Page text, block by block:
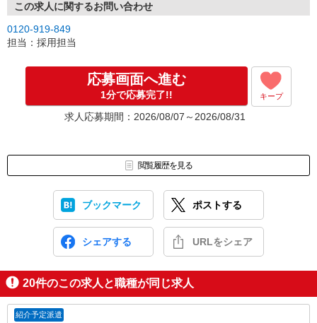
お気軽にご応募ください♪
この求人に関するお問い合わせ
0120-919-849
担当：採用担当
応募画面へ進む
1分で応募完了!! キープ
求人応募期間：2026/08/07～2026/08/31
閲覧履歴を見る
ブックマーク ポストする
シェアする URLをシェア
20件のこの求人と職種が同じ求人
紹介予定派遣